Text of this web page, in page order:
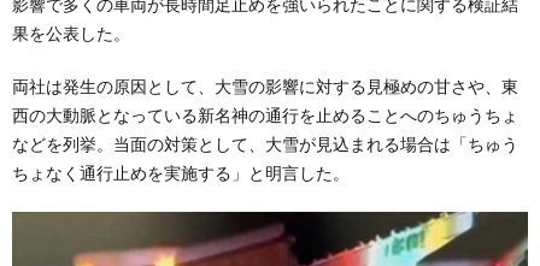
果を公表した。
両社は発生の原因として、大雪の影響に対する見極めの甘さや、東
西の大動脈となっている新名神の通行を止めることへのちゅうちょ
などを列挙。当面の対策として、大雪が見込まれる場合は「ちゅう
ちょなく通行止めを実施する」と明言した。